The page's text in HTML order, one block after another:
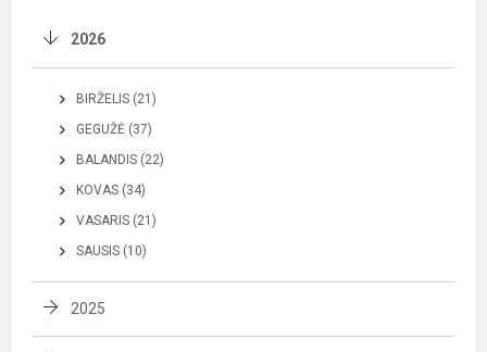
2026
BIRŽELIS (21)
GEGUŽĖ (37)
BALANDIS (22)
KOVAS (34)
VASARIS (21)
SAUSIS (10)
2025